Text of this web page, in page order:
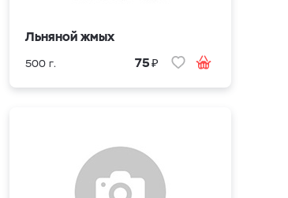
Льняной жмых
500 г. 75₽